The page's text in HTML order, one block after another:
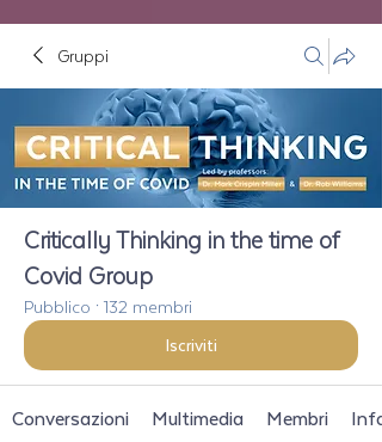
Gruppi
Critically Thinking in the time of
Covid Group
Pubblico · 132 membri
Iscriviti
Conversazioni Multimedia Membri Info